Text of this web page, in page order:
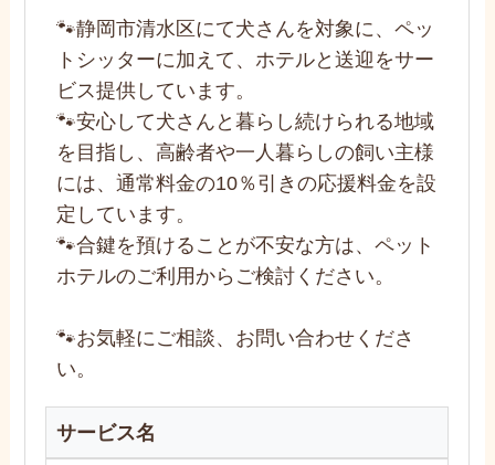
🐾静岡市清水区にて犬さんを対象に、ペッ
トシッターに加えて、ホテルと送迎をサー
ビス提供しています。
🐾安心して犬さんと暮らし続けられる地域
を目指し、高齢者や一人暮らしの飼い主様
には、通常料金の10％引きの応援料金を設
定しています。
🐾合鍵を預けることが不安な方は、ペット
ホテルのご利用からご検討ください。
🐾お気軽にご相談、お問い合わせくださ
い。
サービス名